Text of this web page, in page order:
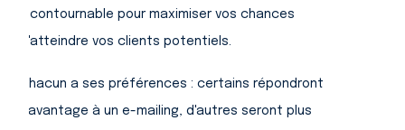
incontournable pour maximiser vos chances
d'atteindre vos clients potentiels.
Chacun a ses préférences : certains répondront
davantage à un e-mailing, d'autres seront plus